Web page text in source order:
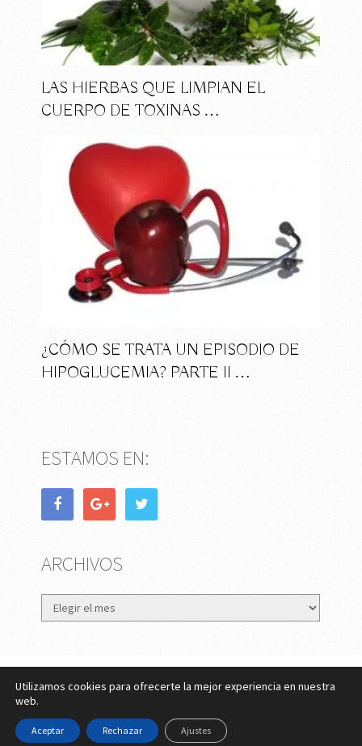
LAS HIERBAS QUE LIMPIAN EL
CUERPO DE TOXINAS …
¿CÓMO SE TRATA UN EPISODIO DE
HIPOGLUCEMIA? PARTE II …
ESTAMOS EN:
ARCHIVOS
Archivos
eMujer.com
Copyright © 2026.
Contactar ||Datos Legales y Privacidad
Cookies
Utilizamos cookies para ofrecerte la mejor experiencia en nuestra
web.
Aceptar Rechazar Ajustes